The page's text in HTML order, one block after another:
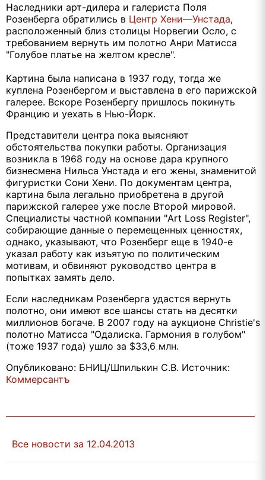
Наследники арт-дилера и галериста Поля
Розенберга обратились в Центр Хени—Унстада,
расположенный близ столицы Норвегии Осло, с
требованием вернуть им полотно Анри Матисса
"Голубое платье на желтом кресле".
Картина была написана в 1937 году, тогда же
куплена Розенбергом и выставлена в его парижской
галерее. Вскоре Розенбергу пришлось покинуть
Францию и уехать в Нью-Йорк.
Представители центра пока выясняют
обстоятельства покупки работы. Организация
возникла в 1968 году на основе дара крупного
бизнесмена Нильса Унстада и его жены, знаменитой
фигуристки Сони Хени. По документам центра,
картина была легально приобретена в другой
парижской галерее уже после Второй мировой.
Специалисты частной компании "Art Loss Register",
собирающие данные о перемещенных ценностях,
однако, указывают, что Розенберг еще в 1940-е
указал работу как изъятую по политическим
мотивам, и обвиняют руководство центра в
попытках замять дело.
Если наследникам Розенберга удастся вернуть
полотно, они имеют все шансы стать на десятки
миллионов богаче. В 2007 году на аукционе Christie's
полотно Матисса "Одалиска. Гармония в голубом"
(тоже 1937 года) ушло за $33,6 млн.
Опубликовано: БНИЦ/Шпилькин С.В. Источник:
Коммерсантъ
Все новости за 12.04.2013